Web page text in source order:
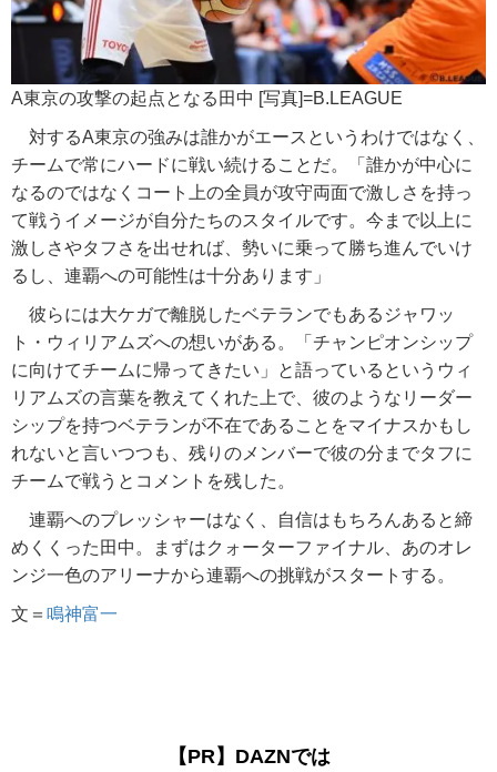
A東京の攻撃の起点となる田中 [写真]=B.LEAGUE
対するA東京の強みは誰かがエースというわけではなく、
チームで常にハードに戦い続けることだ。「誰かが中心に
なるのではなくコート上の全員が攻守両面で激しさを持っ
て戦うイメージが自分たちのスタイルです。今まで以上に
激しさやタフさを出せれば、勢いに乗って勝ち進んでいけ
るし、連覇への可能性は十分あります」
彼らには大ケガで離脱したベテランでもあるジャワッ
ト・ウィリアムズへの想いがある。「チャンピオンシップ
に向けてチームに帰ってきたい」と語っているというウィ
リアムズの言葉を教えてくれた上で、彼のようなリーダー
シップを持つベテランが不在であることをマイナスかもし
れないと言いつつも、残りのメンバーで彼の分までタフに
チームで戦うとコメントを残した。
連覇へのプレッシャーはなく、自信はもちろんあると締
めくくった田中。まずはクォーターファイナル、あのオレ
ンジ一色のアリーナから連覇への挑戦がスタートする。
文＝ 鳴神富一
【PR】DAZNでは